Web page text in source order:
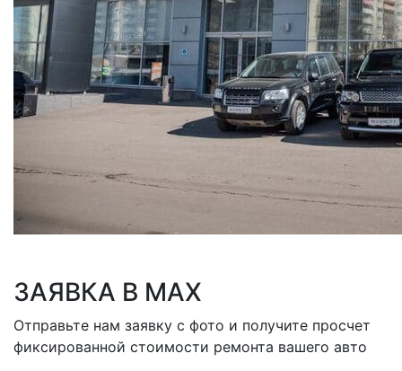
ЗАЯВКА В MAX
Отправьте нам заявку с фото и получите просчет
фиксированной стоимости ремонта вашего авто